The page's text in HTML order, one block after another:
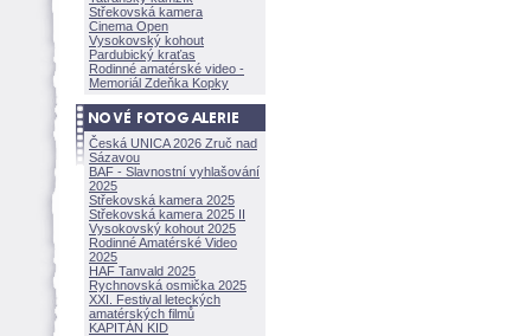
Střekovská kamera
Cinema Open
Vysokovský kohout
Pardubický kraťas
Rodinné amatérské video -
Memoriál Zdeňka Kopky
Česká UNICA 2026 Zruč nad
Sázavou
BAF - Slavnostní vyhlašování
2025
Střekovská kamera 2025
Střekovská kamera 2025 II
Vysokovský kohout 2025
Rodinné Amatérské Video
2025
HAF Tanvald 2025
Rychnovská osmička 2025
XXI. Festival leteckých
amatérských filmů
KAPITÁN KID